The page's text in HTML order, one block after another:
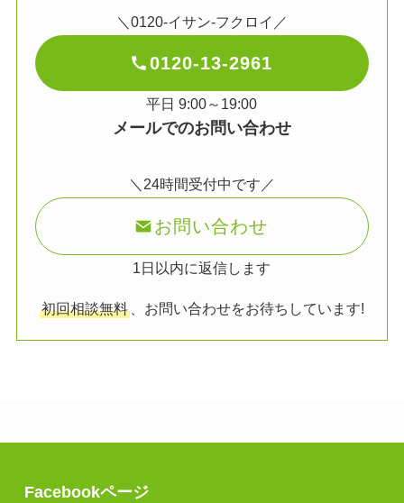
＼0120-イサン-フクロイ／
0120-13-2961
平日 9:00～19:00
メールでのお問い合わせ
＼24時間受付中です／
お問い合わせ
1日以内に返信します
初回相談無料 、お問い合わせをお待ちしています!
Facebookページ